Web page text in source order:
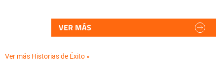
VER MÁS
Ver más Historias de Éxito »